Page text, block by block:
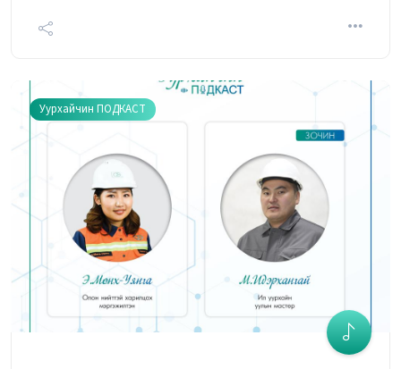
УУРХАЙЧИН ПОДКАСТ №21 -
Д.ЗОРИГТХҮҮ
04/01/2021
УУРХАЙЧИН ПОДКАСТ №20 -
М.МӨНХСАЙХАН
Уурхайчин ПОДКАСТ